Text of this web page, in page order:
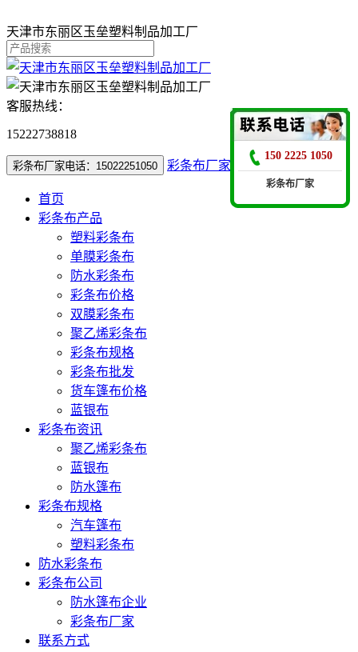
天津市东丽区玉垒塑料制品加工厂
客服热线：
15222738818
彩条布厂家电话：15022251050 彩条布厂家电话：15022251050
首页
彩条布产品
塑料彩条布
单膜彩条布
防水彩条布
彩条布价格
双膜彩条布
聚乙烯彩条布
彩条布规格
彩条布批发
货车篷布价格
蓝银布
彩条布资讯
聚乙烯彩条布
蓝银布
防水篷布
彩条布规格
汽车篷布
塑料彩条布
防水彩条布
彩条布公司
防水篷布企业
彩条布厂家
联系方式
150 2225 1050
彩条布厂家